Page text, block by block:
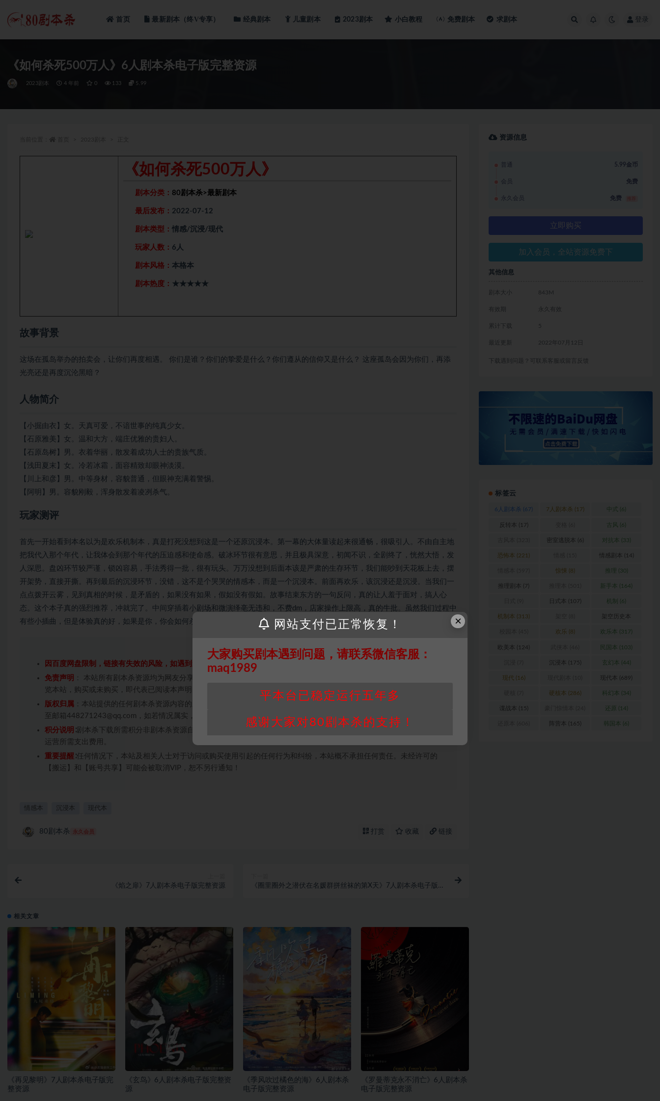
首页 最新剧本（终V专享） 经典剧本 儿童剧本 2023剧本 小白教程 免费剧本 求剧本 登录
《如何杀死500万人》6人剧本杀电子版完整资源
2023剧本 4 年前 0 133 5.99
《如何杀死500万人》
剧本分类： 80剧本杀>最新剧本
最后发布： 2022-07-12
剧本类型： 情感/沉浸/现代
玩家人数： 6人
剧本风格： 本格本
剧本热度： ★★★★★
故事背景
这场在孤岛举办的拍卖会，让你们再度相遇。 你们是谁？你们的挚爱是什么？你们遵从的信仰又是什么？ 这座孤岛会因为你们，再添
光亮还是再度沉沦黑暗？
人物简介
【小掘由衣】女。天真可爱，不谙世事的纯真少女。
【石原雅美】女。温和大方，端庄优雅的贵妇人。
【石原岛树】男。衣着华丽，散发着成功人士的贵族气质。
【浅田夏末】女。冷若冰霜，面容精致却眼神淡漠。
【川上和彦】男。中等身材，容貌普通，但眼神充满着警惕。
【阿明】男。容貌刚毅，浑身散发着凌冽杀气。
玩家测评
首先一开始看到本名以为是欢乐机制本，真是打死没想到这是一个还原沉浸本。第一幕的大体量读起来很通畅，很吸引人。不由自主地
把我代入那个年代，让我体会到那个年代的压迫感和使命感。破冰环节很有意思，并且极具深意，初闻不识，全剧终了，恍然大悟，发
人深思。盘凶环节较严谨，锁凶容易，手法秀得一批，很有玩头。万万没想到后面本该是严肃的生存环节，我们能吵到天花板上去，摆
开架势，直接开撕。再到最后的沉浸环节，没错，这不是个哭哭的情感本，而是一个沉浸本。前面再欢乐，该沉浸还是沉浸。当我们一
点点拨开云雾，见到真相的时候，是矛盾的，如果没有如果，假如没有假如。故事结束东方的一句反问，真的让人羞于面对，搞人心
态。这个本子真的强烈推荐，冲就完了。中间穿插着小剧场和微演绎亳无违和，不费dm，店家操作上限高，真的牛批。虽然我们过程中
有些小插曲，但是体验真的好，如果是你，你会如何杀死五百万人？
因百度网盘限制，链接有失效的风险，如遇到无效链接请联系客服补发！！！网盘不限速下载神器→
免责声明 ： 本站所有剧本杀资源均为网友分享投稿+个人整理而来，仅供学习研究使用，请勿用于商业用途!任何人访问、浏
览本站，购买或未购买，即代表已阅读本声明，理解并同意受本条约约束，并遵守所有适用的法律法规。
版权归属 ：本站提供的任何剧本杀资源内容的版权均属于机关版权或权利人。如有侵权，请发邮件通知并提供相关证实资料
至邮箱448271243@qq.com，如若情况属实，我们将会在三天内下架相关剧本攻略。
积分说明 ∶剧本杀下载所需积分非剧本杀资源自身价值，本站积分为本站收取的赞助费，用于本站整理资料的时间成本及网站
运营所需支出费用。
重要提醒 ∶任何情况下，本站及相关人士对于访问或购买使用引起的任何行为和纠纷，本站概不承担任何责任。未经许可的
【搬运】和【账号共享】可能会被取消VIP，恕不另行通知！
情感本 沉浸本 现代本
80剧本杀 永久会员 打赏 收藏 链接
《焰之扉》7人剧本杀电子版完整资源
《圈里圈外之潜伏在名媛群拼丝袜的第X天》7人剧本杀电子版完
相关文章
《再见黎明》7人剧本杀电子版完
整资源
《玄鸟》6人剧本杀电子版完整资
源
《季风吹过橘色的海》6人剧本杀
电子版完整资源
《罗曼蒂克永不消亡》6人剧本杀
电子版完整资源
资源信息
普通 5.99金币
会员 免费
永久会员 免费
立即购买
加入会员，全站资源免费下
其他信息
剧本大小 843M
有效期 永久有效
累计下载 5
最近更新 2022年07月12日
下载遇到问题？可联系客服或留言反馈
标签云
6人剧本杀 (67) 7人剧本杀 (17) 中式 (6)
反转本 (17) 古风 (6)
密室逃脱本 (6) 对抗本 (33)
恐怖本 (221) 情感剧本 (14)
惊悚 (8) 推理 (30)
推理剧本 (7) 新手本 (164)
日式本 (107) 机制 (6)
机制本 (313) 架空历史本
(102)
欢乐 (8) 欢乐本 (317)
欧美本 (124) 民国本 (103)
沉浸本 (175) 玄幻本 (44)
现代 (16) 现代本 (689)
硬核本 (286) 科幻本 (34)
谍战本 (15) 还原 (14)
阵营本 (165) 韩国本 (6)
×
网站支付已正常恢复！
大家购买剧本遇到问题，请联系微信客服：
maq1989
平本台已稳定运行五年多
感谢大家对80剧本杀的支持！